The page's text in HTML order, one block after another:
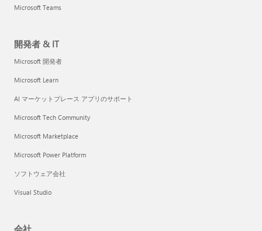
Microsoft Teams
開発者 & IT
Microsoft 開発者
Microsoft Learn
AI マーケットプレース アプリのサポート
Microsoft Tech Community
Microsoft Marketplace
Microsoft Power Platform
ソフトウェア会社
Visual Studio
会社